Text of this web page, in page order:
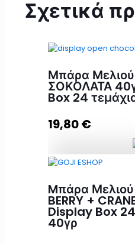
Σχετικά
Μπάρα
ΣΟΚΟΛΑΤΑ
Box 24
19,80€
40γρ Display Box
40γρ ποσότητα
Mπάρα
BERRY +
Display Box
40γρ